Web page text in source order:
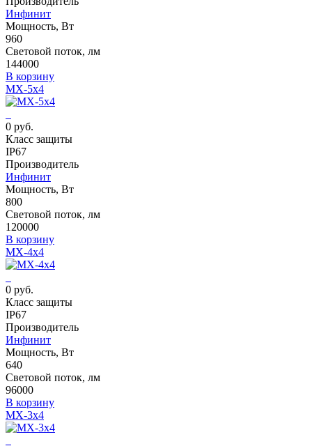
Инфинит
Мощность, Вт
960
Световой поток, лм
144000
В корзину
MX-5x4
0 руб.
Класс защиты
IP67
Производитель
Инфинит
Мощность, Вт
800
Световой поток, лм
120000
В корзину
MX-4x4
0 руб.
Класс защиты
IP67
Производитель
Инфинит
Мощность, Вт
640
Световой поток, лм
96000
В корзину
MX-3x4